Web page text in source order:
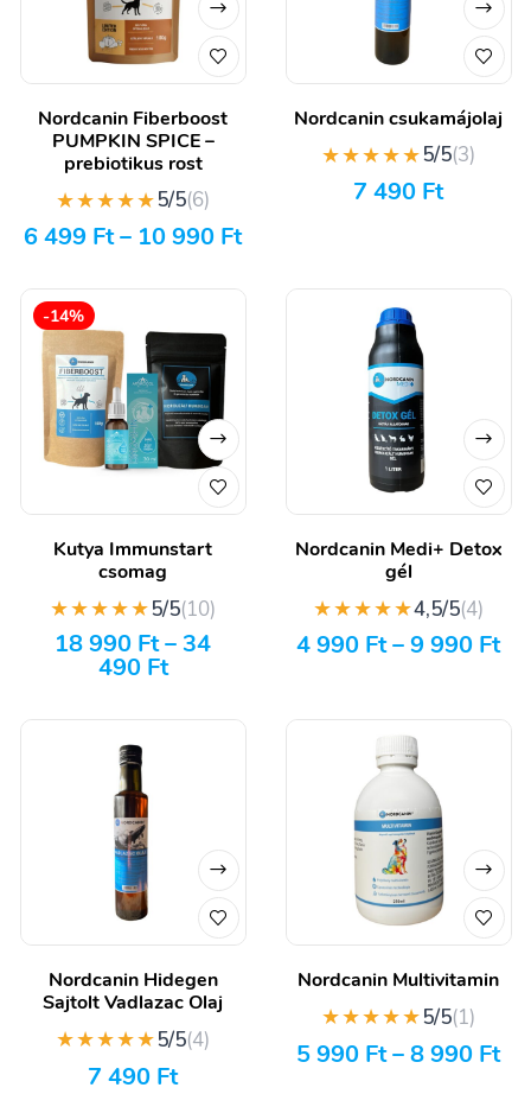
Nordcanin Fiberboost
PUMPKIN SPICE –
prebiotikus rost
★★★★★5/5(6)
6 499 Ft– 10 990 Ft
Nordcanin csukamájolaj
★★★★★5/5(3)
7 490 Ft
-14%
Kutya Immunstart
csomag
★★★★★5/5(10)
18 990 Ft–34
490 Ft
Nordcanin Medi+ Detox
gél
★★★★★4,5/5(4)
4 990 Ft–9 990 Ft
Nordcanin Hidegen
Sajtolt Vadlazac Olaj
★★★★★5/5(4)
7 490 Ft
Nordcanin Multivitamin
★★★★★5/5(1)
5 990 Ft–8 990 Ft